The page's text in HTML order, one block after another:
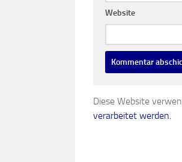
Website
Diese Website
verarbeitet werden.